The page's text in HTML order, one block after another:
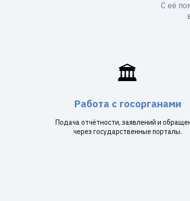
С её
🏛️
Работа с госорганами
Подача отчётности, заявлений и
через государственные порталы.